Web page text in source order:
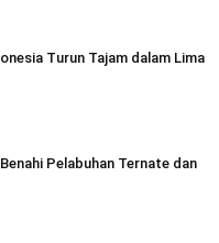
Turun Tajam dalam Lima
Pelabuhan Ternate dan